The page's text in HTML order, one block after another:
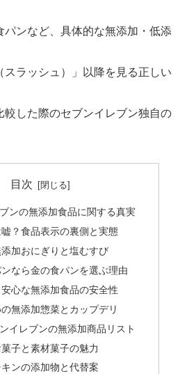
パンなど、具体的な無添加・低添
スラッシュ）」以降を見る正しい
較した際のセブンイレブン独自の
目次
ンの無添加食品に関する真実
？食品表示の裏側と実態
加おにぎりと塩むすび
なら金の食パンを選ぶ理由
心な無添加食品の安全性
無添加惣菜とカップデリ
イレブンの無添加商品リスト
子と素材菓子の魅力
ンの添加物と代替案